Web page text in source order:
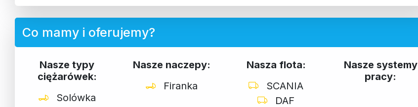
Co mamy i oferujemy?
Nasze typy
ciężarówek:
Solówka
Nasze naczepy:
Firanka
Nasza flota:
SCANIA
DAF
Nasze systemy
pracy: